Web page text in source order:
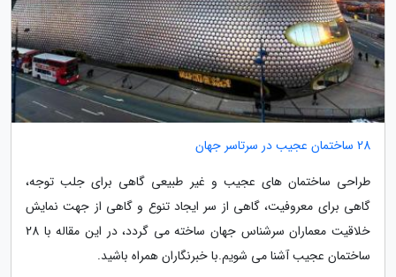
28 ساختمان عجیب در سرتاسر جهان
طراحی ساختمان های عجیب و غیر طبیعی گاهی برای جلب توجه،
گاهی برای معروفیت، گاهی از سر ایجاد تنوع و گاهی از جهت نمایش
خلاقیت معماران سرشناس جهان ساخته می گردد، در این مقاله با 28
ساختمان عجیب آشنا می شویم.با خبرنگاران همراه باشید.